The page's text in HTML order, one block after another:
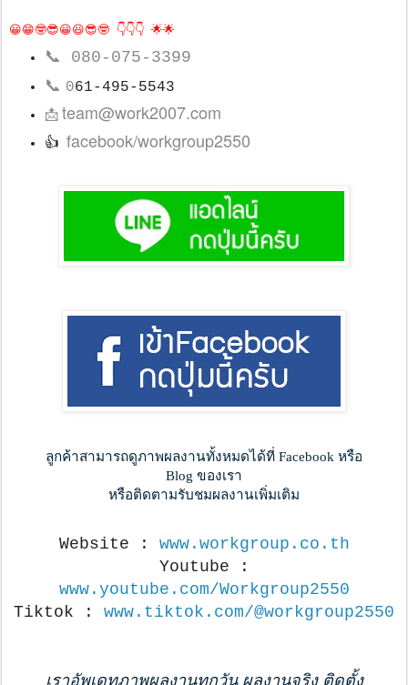
😀😁🤓😎😀😃😎🤓 👇👇👇 🌟🌟
📞 080-075-3399
📞 061-495-5543
📩team@work2007.com
👍 facebook/workgroup2550
ลูกค้าสามารถดูภาพผลงานทั้งหมดได้ที่ Facebook หรือ
Blog ของเรา
หรือติดตามรับชมผลงานเพิ่มเติม
Website : www.workgroup.co.th
Youtube :
www.youtube.com/Workgroup2550
Tiktok : www.tiktok.com/@workgroup2550
เราอัพเดทภาพผลงานทุกวัน ผลงานจริง ติดตั้ง